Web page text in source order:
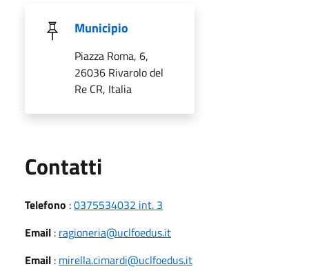
Municipio
Piazza Roma, 6,
26036 Rivarolo del
Re CR, Italia
Contatti
Telefono :0375534032 int. 3
Email : ragioneria@uclfoedus.it
Email : mirella.cimardi@uclfoedus.it